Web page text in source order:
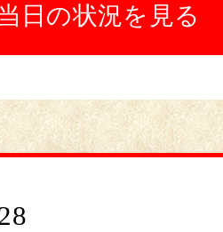
日の状況を見る